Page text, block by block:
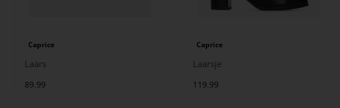
Caprice
Laars
89.99
Caprice
Laarsje
119.99